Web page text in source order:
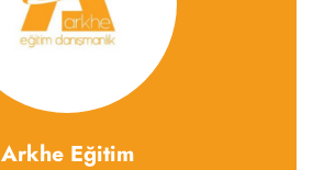
Arkhe Eğitim